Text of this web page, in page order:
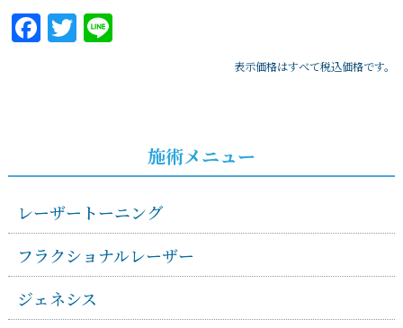
Facebook
Twitter
Line
表示価格はすべて税込価格です。
施術メニュー
レーザートーニング
フラクショナルレーザー
ジェネシス